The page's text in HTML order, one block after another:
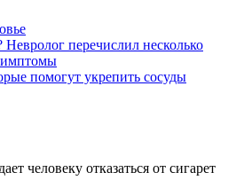
Невролог перечислил несколько
помогут укрепить сосуды